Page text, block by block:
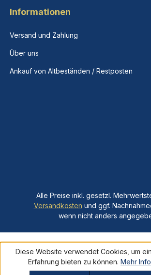
Informationen
Versand und Zahlung
Über uns
Ankauf von Altbeständen / Restposten
Alle Preise inkl. gesetzl.
Versandkosten und ggf.
wenn nicht anders
Diese Website verwendet Cookies, um
Erfahrung bieten zu können. Mehr